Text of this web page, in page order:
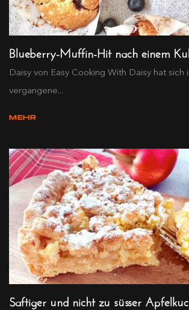
Blueberry-Muffin-Hit nach einem
Daisy von Easy Cooking With Daisy hat sich
vergangene...
MEHR
Saftiger und nicht zu süsser